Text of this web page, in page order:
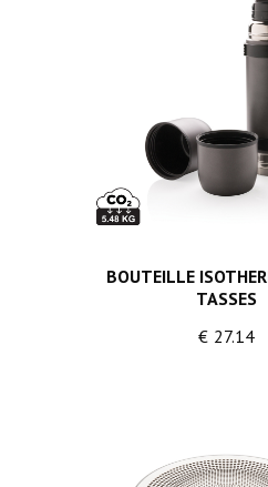
BOUTEILLE
TASSES
€ 27.14